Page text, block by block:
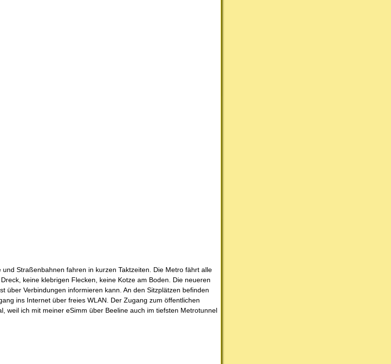
Straßenbahnen fahren in kurzen Taktzeiten. Die Metro fährt alle
keine klebrigen Flecken, keine Kotze am Boden. Die neueren
über Verbindungen informieren kann. An den Sitzplätzen befinden
ins Internet über freies WLAN. Der Zugang zum öffentlichen
weil ich mit meiner eSimm über Beeline auch im tiefsten Metrotunnel